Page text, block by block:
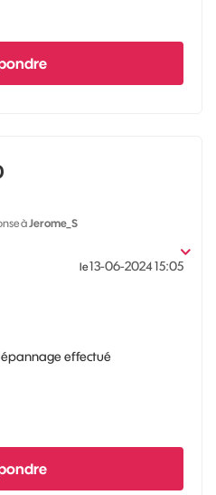
àJerome_S
le‎13-06-202415:05
effectué